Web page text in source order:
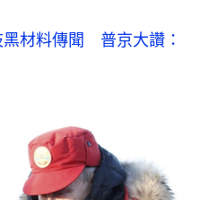
材料傳聞　普京大讚：